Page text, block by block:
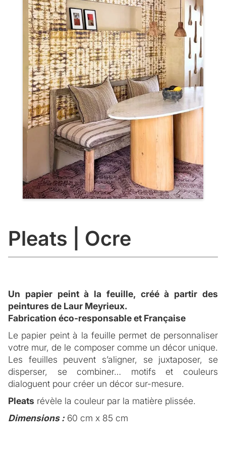
Pleats | Ocre
Un papier peint à la feuille, créé à partir des
peintures de Laur Meyrieux.
Fabrication éco-responsable et Française
Le papier peint à la feuille permet de personnaliser
votre mur, de le composer comme un décor unique.
Les feuilles peuvent s’aligner, se juxtaposer, se
disperser, se combiner… motifs et couleurs
dialoguent pour créer un décor sur-mesure.
Pleats révèle la couleur par la matière plissée.
Dimensions : 60 cm x 85 cm
FICHE TECHNIQUE
Un papier peint intissé de qualité ; une finition des
DESCRIPTION
Inspiration
De son expérience de vie au Japon, Laur s’est
imprégnée de la sensibilité Japonaise aux
matériaux vivants, et s’inspire de la technique
traditionnelle ancestrale de teinture ‘Shibori’ pour sa
collection de papier peint.
Laur s’inscrit dans l’histoire et la tradition du papier
POSE ET ENTRETIEN
La pose du papier peint
nous vous conseillons de faire appel à un peintre
poseur spécialisé.